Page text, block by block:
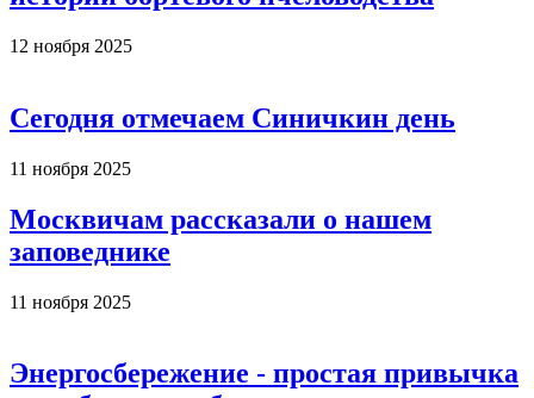
12 ноября 2025
Сегодня отмечаем Синичкин день
11 ноября 2025
Москвичам рассказали о нашем
заповеднике
11 ноября 2025
Энергосбережение - простая привычка